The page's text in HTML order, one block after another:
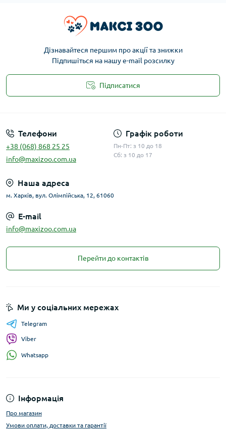
Дізнавайтеся першим про акції та знижки
Підпишіться на нашу e-mail розсилку
Підписатися
Телефони
+38 (068) 868 25 25
info@maxizoo.com.ua
Графік роботи
Пн-Пт: з 10 до 18
Сб: з 10 до 17
Наша адреса
м. Харків, вул. Олімпійська, 12, 61060
E-mail
info@maxizoo.com.ua
Перейти до контактів
Інформація
Про магазин
Умови оплати, доставки та гарантії
Ми у соціальних мережах
Telegram
Viber
Whatsapp